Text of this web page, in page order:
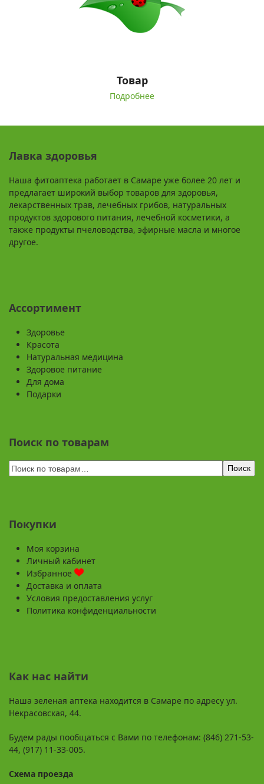
Товар
Подробнее
Лавка здоровья
Наша фитоаптека работает в Самаре уже более 20 лет и
предлагает широкий выбор товаров для здоровья,
лекарственных трав, лечебных грибов, натуральных
продуктов здорового питания, лечебной косметики, а
также продукты пчеловодства, эфирные масла и многое
другое.
Ассортимент
Здоровье
Красота
Натуральная медицина
Здоровое питание
Для дома
Подарки
Поиск по товарам
Поиск
Покупки
Моя корзина
Личный кабинет
Избранное
Доставка и оплата
Условия предоставления услуг
Политика конфиденциальности
Как нас найти
Наша зеленая аптека находится в Самаре по адресу ул.
Некрасовская, 44.
Будем рады пообщаться с Вами по телефонам: (846) 271-53-
44, (917) 11-33-005.
Схема проезда